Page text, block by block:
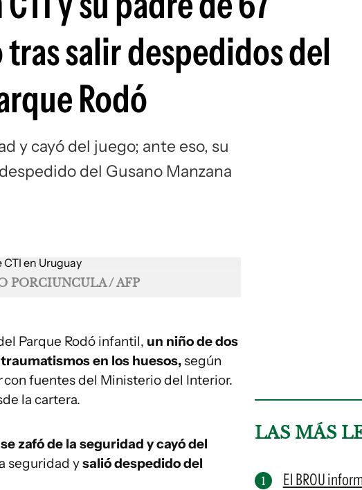
salir despedidos del
Rodó
y cayó del juego; ante eso, su
del Gusano Manzana
PORCIUNCULA / AFP
Parque Rodó infantil, un niño de dos
en los huesos,según
con fuentes del Ministerio del Interior.
la cartera.
zafó de la seguridad y cayó del
seguridad ysalió despedido del
LAS MÁS
El BROU